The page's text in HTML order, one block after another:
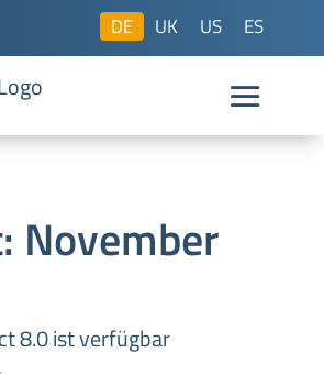
DE UK US ES
November